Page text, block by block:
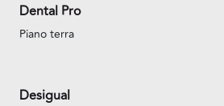
Dental Pro
Piano terra
Desigual